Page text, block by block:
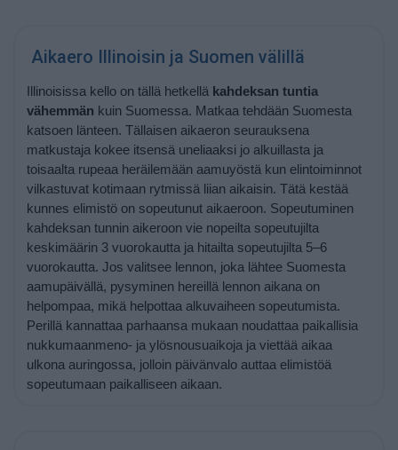
Aikaero Illinoisin ja Suomen välillä
Illinoisissa kello on tällä hetkellä kahdeksan tuntia
vähemmän kuin Suomessa. Matkaa tehdään Suomesta
katsoen länteen. Tällaisen aikaeron seurauksena
matkustaja kokee itsensä uneliaaksi jo alkuillasta ja
toisaalta rupeaa heräilemään aamuyöstä kun elintoiminnot
vilkastuvat kotimaan rytmissä liian aikaisin. Tätä kestää
kunnes elimistö on sopeutunut aikaeroon. Sopeutuminen
kahdeksan tunnin aikeroon vie nopeilta sopeutujilta
keskimäärin 3 vuorokautta ja hitailta sopeutujilta 5–6
vuorokautta. Jos valitsee lennon, joka lähtee Suomesta
aamupäivällä, pysyminen hereillä lennon aikana on
helpompaa, mikä helpottaa alkuvaiheen sopeutumista.
Perillä kannattaa parhaansa mukaan noudattaa paikallisia
nukkumaanmeno- ja ylösnousuaikoja ja viettää aikaa
ulkona auringossa, jolloin päivänvalo auttaa elimistöä
sopeutumaan paikalliseen aikaan.